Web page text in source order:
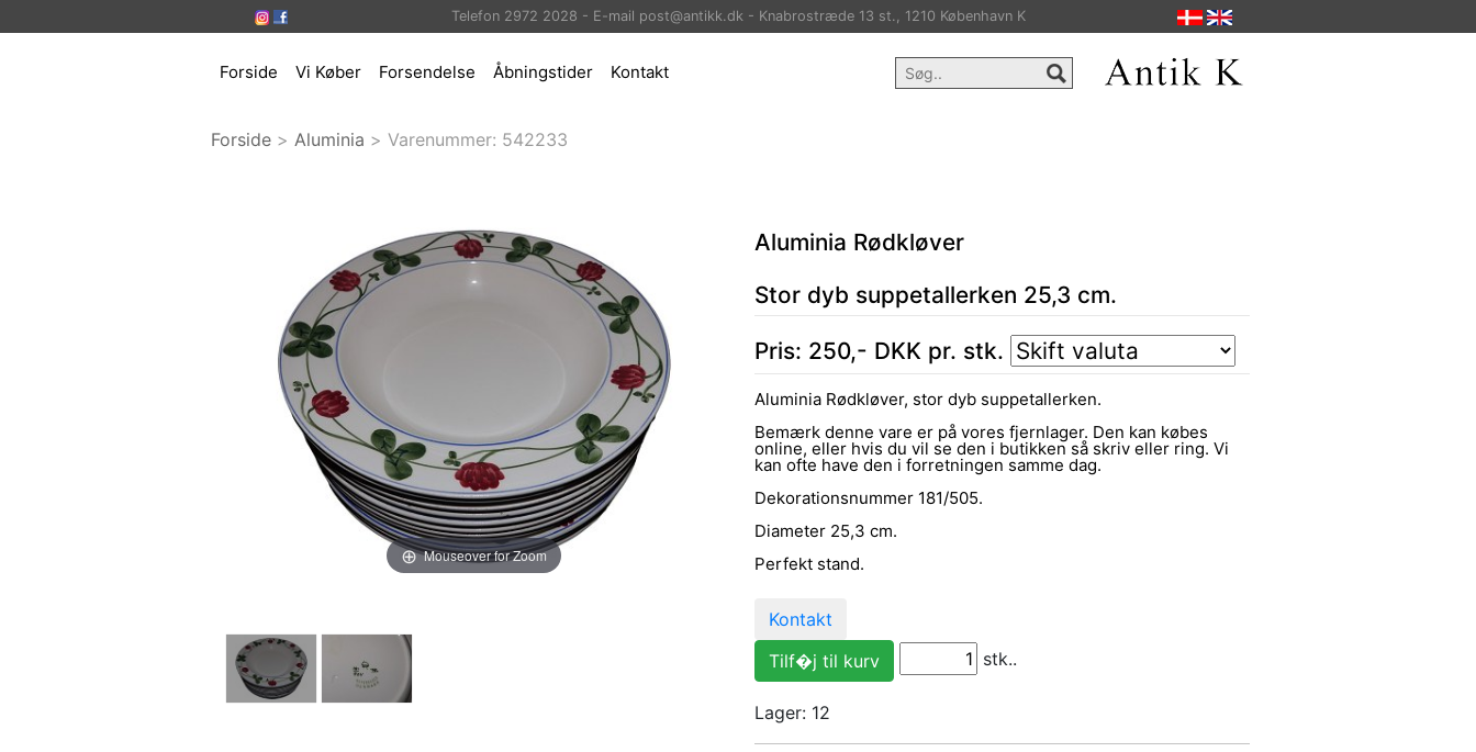
Telefon 2972 2028 - E-mail post@antikk.dk - Knabrostræde 13 st., 1210 København K
Forside Vi Køber Forsendelse Åbningstider Kontakt
Forside > Aluminia > Varenummer: 542233
Mouseover for Zoom
Aluminia Rødkløver
Stor dyb suppetallerken 25,3 cm.
Pris: 250,- DKK pr. stk.
Aluminia Rødkløver, stor dyb suppetallerken.
Bemærk denne vare er på vores fjernlager. Den kan købes
online, eller hvis du vil se den i butikken så skriv eller ring. Vi
kan ofte have den i forretningen samme dag.
Dekorationsnummer 181/505.
Diameter 25,3 cm.
Perfekt stand.
Kontakt
stk..
Lager: 12